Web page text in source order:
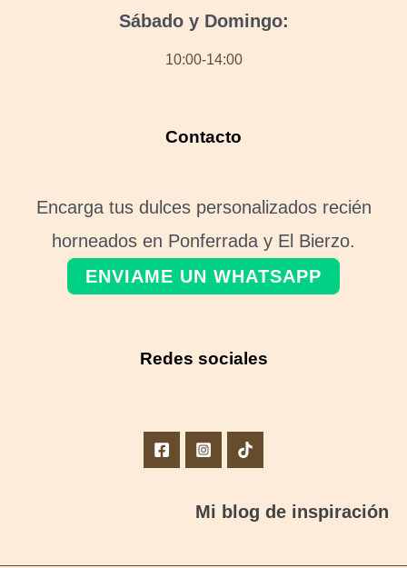
Sábado y Domingo:
10:00-14:00
Contacto
Encarga tus dulces personalizados recién
horneados en Ponferrada y El Bierzo.
ENVIAME UN WHATSAPP
Redes sociales
Mi blog de inspiración